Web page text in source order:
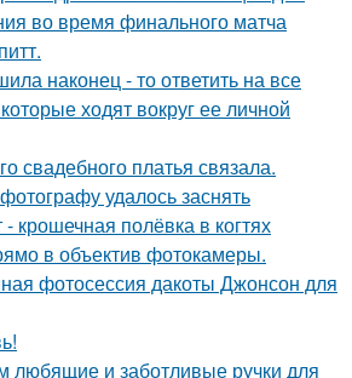
во время финального матча
наконец - то ответить на все
ходят вокруг ее личной
свадебного платья связала.
удалось заснять
крошечная полёвка в когтях
в объектив фотокамеры.
фотосессия дакоты Джонсон для
и заботливые ручки для